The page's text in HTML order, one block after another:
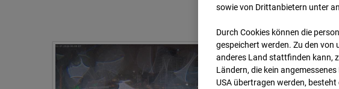
sowie von Drittanbietern unter
Durch Cookies können die
gespeichert werden. Zu den von
anderes Land stattfinden kann,
Ländern, die kein
USA übertragen werden,